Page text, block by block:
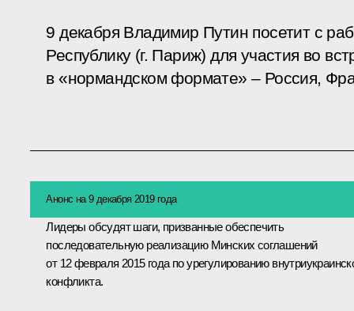
9 декабря Владимир Путин посетит с
Республику (г. Париж) для участия во
в «нормандском формате» – Россия,
Анонс на 9 декабря 2019 года
Лидеры обсудят шаги, призванные обеспечить
последовательную реализацию Минских соглашений
от 12 февраля 2015 года по урегулированию
конфликта.